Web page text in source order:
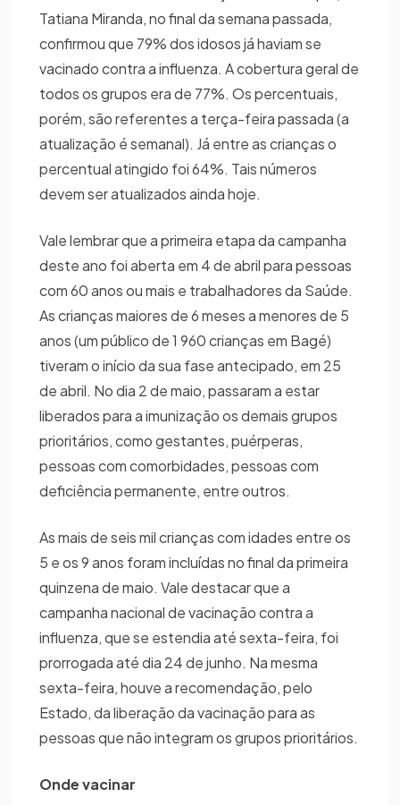
Tatiana Miranda, no final da semana passada,
confirmou que 79% dos idosos já haviam se
vacinado contra a influenza. A cobertura geral de
todos os grupos era de 77%. Os percentuais,
porém, são referentes a terça-feira passada (a
atualização é semanal). Já entre as crianças o
percentual atingido foi 64%. Tais números
devem ser atualizados ainda hoje.
Vale lembrar que a primeira etapa da campanha
deste ano foi aberta em 4 de abril para pessoas
com 60 anos ou mais e trabalhadores da Saúde.
As crianças maiores de 6 meses a menores de 5
anos (um público de 1 960 crianças em Bagé)
tiveram o início da sua fase antecipado, em 25
de abril. No dia 2 de maio, passaram a estar
liberados para a imunização os demais grupos
prioritários, como gestantes, puérperas,
pessoas com comorbidades, pessoas com
deficiência permanente, entre outros.
As mais de seis mil crianças com idades entre os
5 e os 9 anos foram incluídas no final da primeira
quinzena de maio. Vale destacar que a
campanha nacional de vacinação contra a
influenza, que se estendia até sexta-feira, foi
prorrogada até dia 24 de junho. Na mesma
sexta-feira, houve a recomendação, pelo
Estado, da liberação da vacinação para as
pessoas que não integram os grupos prioritários.
Onde vacinar